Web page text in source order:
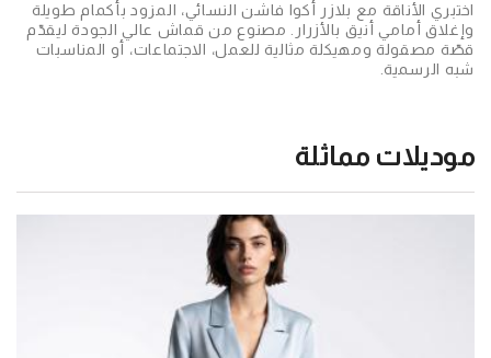
اختبري الأناقة مع بلازر أكوا فاشن النسائي، المزود بأكمام طويلة
وإغلاق أمامي أنيق بالأزرار. مصنوع من قماش عالي الجودة ليقدّم
قصّة مصقولة ومهيكلة مثالية للعمل، الاجتماعات، أو المناسبات
شبه الرسمية.
موديلات مماثلة